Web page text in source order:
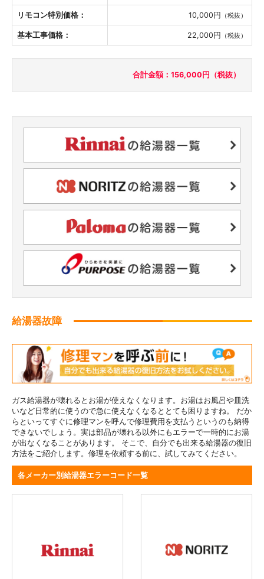
リモコン特別価格： 10,000円 （税抜）
基本工事価格： 22,000円 （税抜）
合計金額：156,000円（税抜）
給湯器故障
ガス給湯器が壊れるとお湯が使えなくなります。お湯はお風呂や皿洗
いなど日常的に使うので急に使えなくなるととても困りますね。 だか
らといってすぐに修理マンを呼んで修理費用を支払うというのも納得
できないでしょう。実は部品が壊れる以外にもエラーで一時的にお湯
が出なくなることがあります。 そこで、自分でも出来る給湯器の復旧
方法をご紹介します。修理を依頼する前に、試してみてください。
各メーカー別給湯器エラーコード一覧